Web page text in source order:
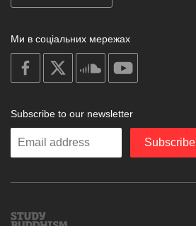
Ми в соціальних мережах
on
facebook
soundcloud
Subscribe to our newsletter
Enter
Subscribe
Study